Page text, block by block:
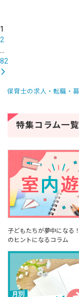
1
2
…
82
保育士の求人・転職・
特集コラム一覧
子どもたちが夢中になる
のヒントになるコラム